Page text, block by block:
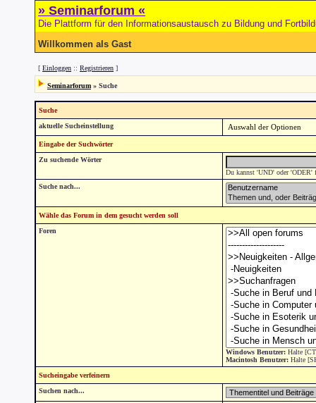
» Seminarforum «
Die Plattform für den Informationsaustausch zu Bildung und
Willkommen als Gast
[ Einloggen :: Registrieren ]
Seminarforum » Suche
Suche
aktuelle Sucheinstellung
Eingabe der Suchwörter
Zu suchende Wörter
Du kannst 'UND' oder 'ODER'
Suche nach...
Wähle das Forum in dem gesucht werden soll
Foren
Windows Benutzer: Halte
Macintosh Benutzer: Halte
Sucheingabe verfeinern
Suchen nach...